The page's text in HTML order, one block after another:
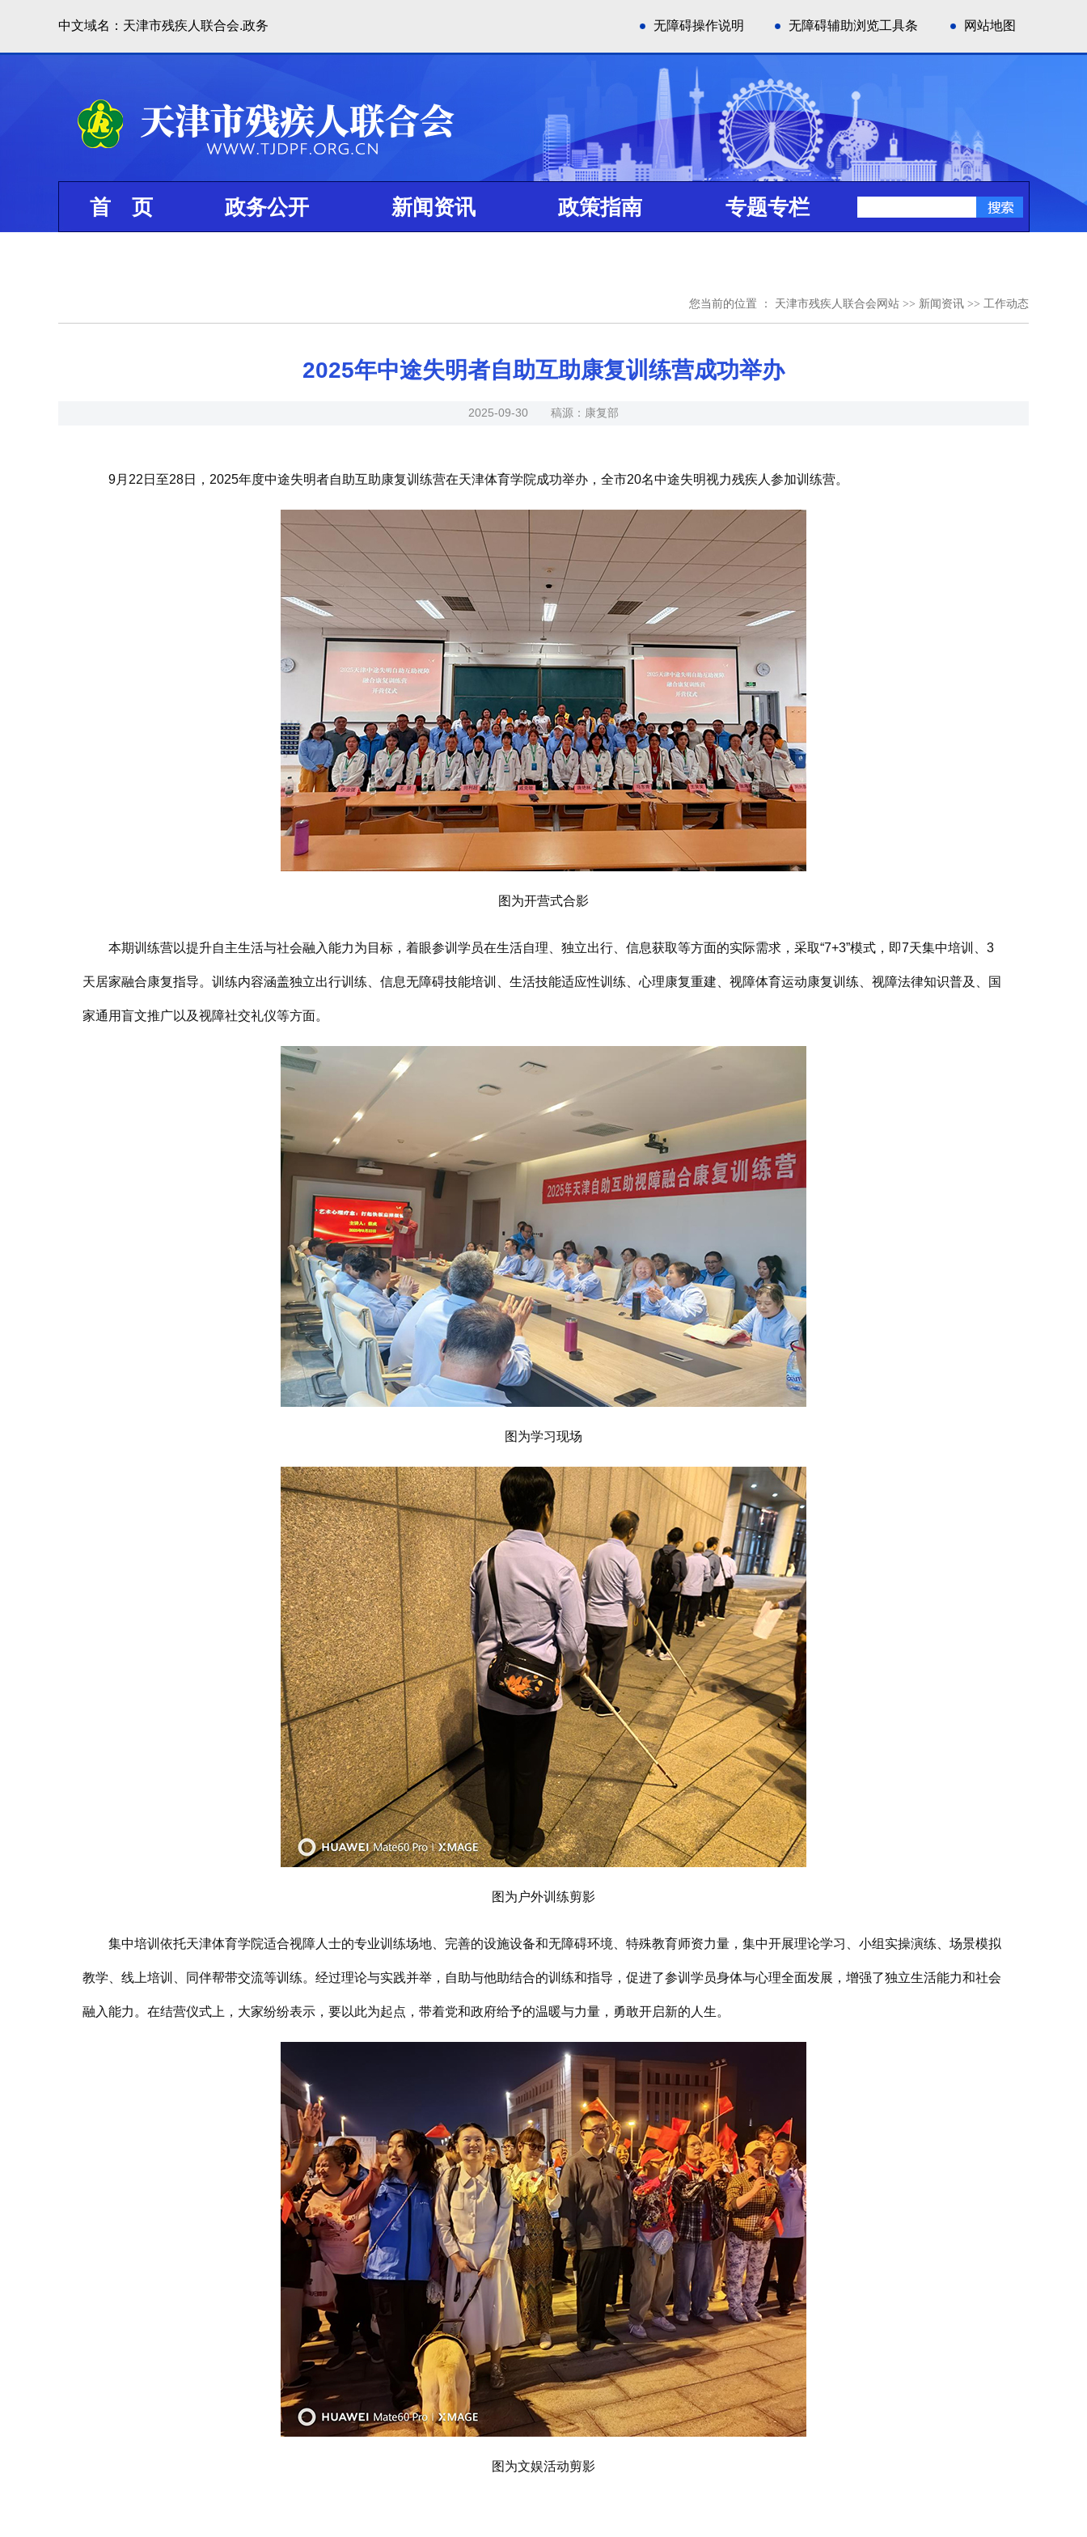
中文域名：天津市残疾人联合会.政务 无障碍操作说明 无障碍辅助浏览工具条 网站地图
首 页 政务公开 新闻资讯 政策指南 专题专栏
您当前的位置 ： 天津市残疾人联合会网站 >> 新闻资讯 >> 工作动态
2025年中途失明者自助互助康复训练营成功举办
2025-09-30 稿源：康复部
9月22日至28日，2025年度中途失明者自助互助康复训练营在天津体育学院成功举办，全市20名中途失明视力残疾人参加训练营。
图为开营式合影
本期训练营以提升自主生活与社会融入能力为目标，着眼参训学员在生活自理、独立出行、信息获取等方面的实际需求，采取“7+3”模式，即7天集中培训、3
天居家融合康复指导。训练内容涵盖独立出行训练、信息无障碍技能培训、生活技能适应性训练、心理康复重建、视障体育运动康复训练、视障法律知识普及、国
家通用盲文推广以及视障社交礼仪等方面。
图为学习现场
图为户外训练剪影
集中培训依托天津体育学院适合视障人士的专业训练场地、完善的设施设备和无障碍环境、特殊教育师资力量，集中开展理论学习、小组实操演练、场景模拟
教学、线上培训、同伴帮带交流等训练。经过理论与实践并举，自助与他助结合的训练和指导，促进了参训学员身体与心理全面发展，增强了独立生活能力和社会
融入能力。在结营仪式上，大家纷纷表示，要以此为起点，带着党和政府给予的温暖与力量，勇敢开启新的人生。
图为文娱活动剪影